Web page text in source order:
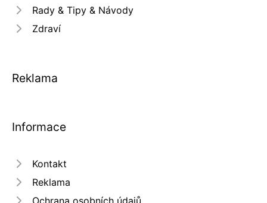
Rady & Tipy & Návody
Zdraví
Reklama
Informace
Kontakt
Reklama
Ochrana osobních údajů